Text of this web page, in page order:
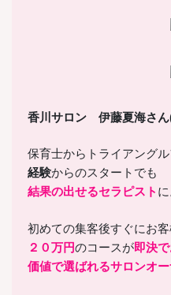
香川サロン 伊藤夏海さん
保育士からトライアング
経験からのスタートでも
結果の出せるセラピスト に
初めての集客後すぐにお客
２０万円のコースが即決
価値で選ばれるサロンオ